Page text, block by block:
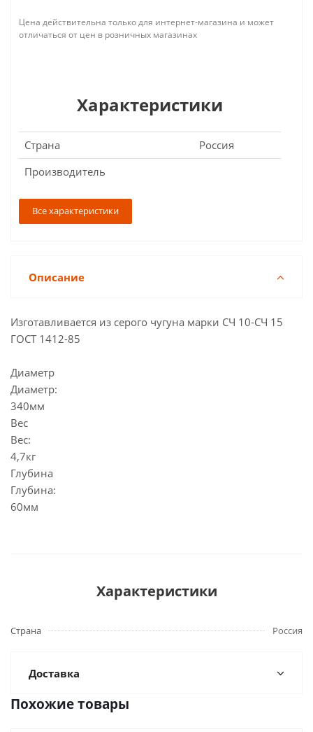
Цена действительна только для интернет-магазина и может
отличаться от цен в розничных магазинах
Характеристики
Страна
Россия
Производитель
Все характеристики
Описание
Изготавливается из серого чугуна марки СЧ 10-СЧ 15
ГОСТ 1412-85
Диаметр
Диаметр:
340мм
Вес
Вес:
4,7кг
Глубина
Глубина:
60мм
Характеристики
Страна Россия
Доставка
Похожие товары